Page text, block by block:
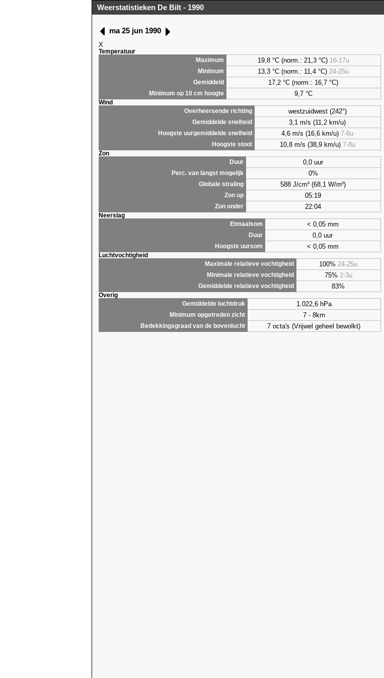
Weerstatistieken De Bilt - 1990
ma 25 jun 1990
X
Temperatuur
Maximum
19,8 °C (norm.: 21,3 °C) 16-17u
Minimum 13,3 °C (norm.: 11,4 °C) 24-25u
Gemiddeld 17,2 °C (norm.: 16,7 °C)
Minimum op 10 cm hoogte 9,7°C
Wind
Overheersende richting
westzuidwest (242°)
Gemiddelde snelheid 3,1 m/s (11,2 km/u)
Hoogste uurgemiddelde snelheid 4,6 m/s (16,6 km/u)7-8u
Hoogste stoot 10,8 m/s (38,9 km/u) 7-8u
Zon
Duur
0,0 uur
Perc. van langst mogelijk 0%
Globale straling 588 J/cm² (68,1 W/m²)
Zon op 05:19
Zon onder 22:04
Neerslag
Etmaalsom
< 0,05 mm
Duur 0,0 uur
Hoogste uursom < 0,05 mm
Luchtvochtigheid
Maximale relatieve vochtigheid
100% 24-25u
Minimale relatieve vochtigheid 75% 2-3u
Gemiddelde relatieve vochtigheid 83%
Overig
Gemiddelde luchtdruk
1.022,6 hPa
Minimum opgetreden zicht 7 - 8km
Bedekkingsgraad van de bovenlucht 7 octa's (Vrijwel geheel bewolkt)